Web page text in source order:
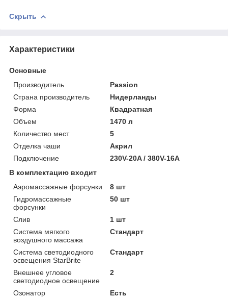
Скрыть
Характеристики
Основные
Производитель
Passion
Страна производитель
Нидерланды
Форма
Квадратная
Объем
1470 л
Количество мест
5
Отделка чаши
Акрил
Подключение
230V-20A / 380V-16A
В комплектацию входит
Аэромассажные форсунки
8 шт
Гидромассажные
форсунки
50 шт
Слив
1 шт
Система мягкого
воздушного массажа
Стандарт
Система светодиодного
освещения StarBrite
Стандарт
Внешнее угловое
светодиодное освещение
2
Озонатор
Есть